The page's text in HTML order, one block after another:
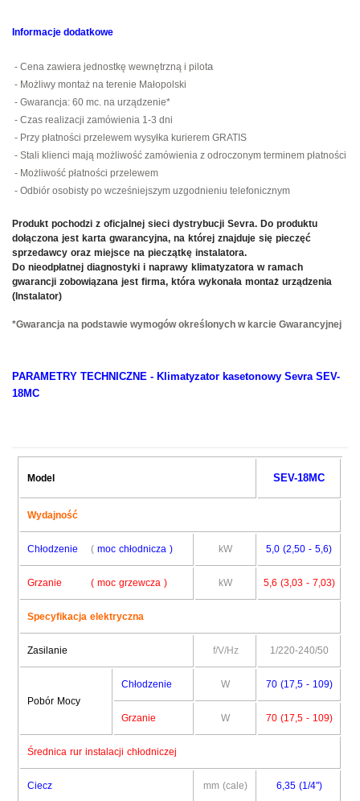
Informacje dodatkowe
- Cena zawiera jednostkę wewnętrzną i pilota
- Możliwy montaż na terenie Małopolski
- Gwarancja: 60 mc. na urządzenie*
- Czas realizacji zamówienia 1-3 dni
- Przy płatności przelewem wysyłka kurierem GRATIS
- Stali klienci mają możliwość zamówienia z odroczonym terminem płatności
- Możliwość płatności przelewem
- Odbiór osobisty po wcześniejszym uzgodnieniu telefonicznym
Produkt pochodzi z oficjalnej sieci dystrybucji Sevra. Do produktu
dołączona jest karta gwarancyjna, na której znajduje się pieczęć
sprzedawcy oraz miejsce na pieczątkę instalatora.
Do nieodpłatnej diagnostyki i naprawy klimatyzatora w ramach
gwarancji zobowiązana jest firma, która wykonała montaż urządzenia
( Instalator)
*Gwarancja na podstawie wymogów określonych w karcie Gwarancyjnej
PARAMETRY TECHNICZNE - Klimatyzator kasetonowy Sevra SEV-
18MC
Model SEV-18MC
Wydajność
Chłodzenie ( moc chłodnicza ) kW 5,0 (2,50 - 5,6)
Grzanie ( moc grzewcza ) kW 5,6 (3,03 - 7,03)
Specyfikacja elektryczna
Zasilanie f/V/Hz 1/220-240/50
Pobór Mocy
Chłodzenie W 70 (17,5 - 109)
Grzanie W 70 (17,5 - 109)
Średnica rur instalacji chłodniczej
Ciecz mm (cale) 6,35 (1/4")